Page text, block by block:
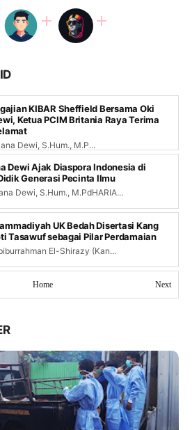
KIBAR Sheffield Bersama Oki
Ketua PCIM Britania Raya Terima
Dewi, S.Hum., M.P...
Dewi Ajak Diaspora Indonesia di
Generasi Pecinta Ilmu
Dewi, S.Hum., M.PdHARIA...
UK Bedah Disertasi Kang
Tasawuf sebagai Pilar Perdamaian
El-Shirazy (Kan...
Next
Home